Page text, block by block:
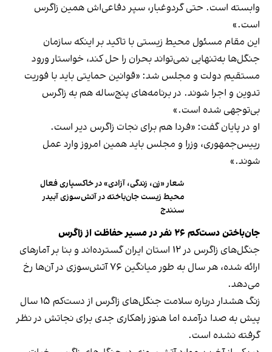
وابسته است. حتی گردوغبار، سپر دفاعی‌اش همین زاگرس
است.»
این مقام مسئول محیط زیستی با تاکید بر اینکه سازمان
جنگل‌ها به‌تنهایی نمی‌تواند بحران را حل کند، خواستار ورود
مستقیم دولت و مجلس شد: «قوانین حمایتی باید با فوریت
تدوین و اجرا شوند. در برنامه‌های پنج‌ساله هم به زاگرس
بی‌توجهی شده است.»
او در پایان گفت: «فردا هم برای نجات زاگرس دیر است.
رییس‌جمهوری، وزرا و مجلس باید همین امروز وارد عمل
شوند.»
شعار «زن، زندگی، آزادی» در خاکسپاری فعال
محیط زیست جان‌باخته در آتش‌سوزی آبیدر
سنندج
جان‌باختن دست‌کم ۲۶ نفر در مسیر حفاظت از زاگرس
جنگل‌های زاگرس در ۱۲ استان ایران گسترده‌اند و بنا بر آمارهای
ارائه شده، هر سال به طور میانگین ۷۶ آتش‌سوزی‌ در آن‌ها رخ
می‌دهد.
زنگ هشدار درباره سلامت جنگل‌های زاگرس از دست‌کم ۱۵ سال
پیش به صدا درآمده اما هنوز راهکاری جدی برای نجاتش در نظر
گرفته نشده است.